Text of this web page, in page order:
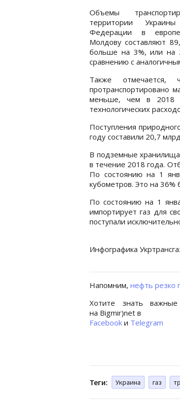
Объемы
территории
Федерации в
Молдову составляют
больше на 3%, или на
сравнению с
Также
протранспортировано
меньше, чем в 2018
технологических
Поступления
году составили 20,7
В подземные
в течение 2018 года.
По состоянию на 1
кубометров. Это на
По состоянию на 1
импортирует газ для
поступали
Инфографика
Напомним, нефть резко
Хотите знать
на Bigmir)net в
Facebook и Telegram
Теги: Украина газ